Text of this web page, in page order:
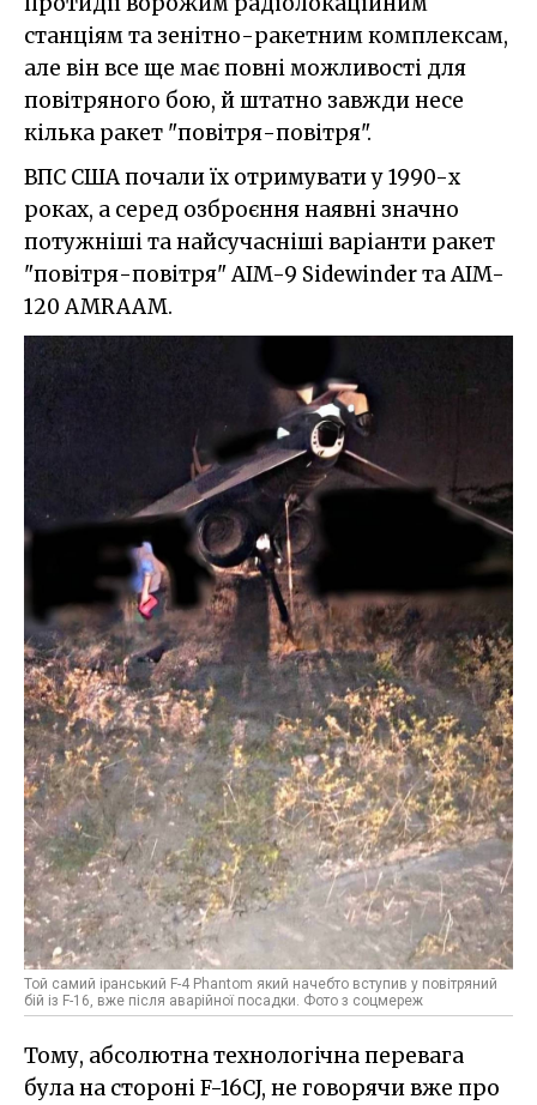
станціям та зенітно-ракетним комплексам,
але він все ще має повні можливості для
повітряного бою, й штатно завжди несе
кілька ракет "повітря-повітря".
ВПС США почали їх отримувати у 1990-х
роках, а серед озброєння наявні значно
потужніші та найсучасніші варіанти ракет
"повітря-повітря" AIM-9 Sidewinder та AIM-
120 AMRAAM.
Той самий іранський F-4 Phantom який начебто вступив у повітряний
бій із F-16, вже після аварійної посадки. Фото з соцмереж
Тому, абсолютна технологічна перевага
була на стороні F-16CJ, не говорячи вже про